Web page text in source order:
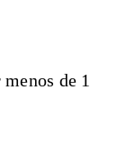
de 1